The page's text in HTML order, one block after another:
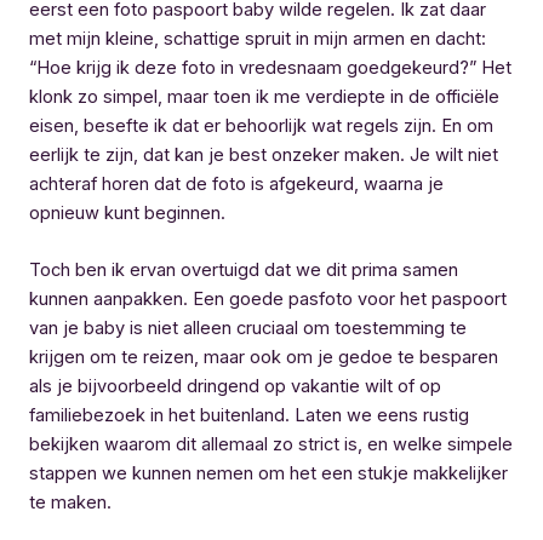
eerst een foto paspoort baby wilde regelen. Ik zat daar
met mijn kleine, schattige spruit in mijn armen en dacht:
“Hoe krijg ik deze foto in vredesnaam goedgekeurd?” Het
klonk zo simpel, maar toen ik me verdiepte in de officiële
eisen, besefte ik dat er behoorlijk wat regels zijn. En om
eerlijk te zijn, dat kan je best onzeker maken. Je wilt niet
achteraf horen dat de foto is afgekeurd, waarna je
opnieuw kunt beginnen.
Toch ben ik ervan overtuigd dat we dit prima samen
kunnen aanpakken. Een goede pasfoto voor het paspoort
van je baby is niet alleen cruciaal om toestemming te
krijgen om te reizen, maar ook om je gedoe te besparen
als je bijvoorbeeld dringend op vakantie wilt of op
familiebezoek in het buitenland. Laten we eens rustig
bekijken waarom dit allemaal zo strict is, en welke simpele
stappen we kunnen nemen om het een stukje makkelijker
te maken.